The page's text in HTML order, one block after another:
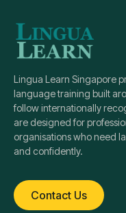
Lingua Learn Singapore
language training built
follow internationally
are designed for
organisations who need
and confidently.
Contact Us